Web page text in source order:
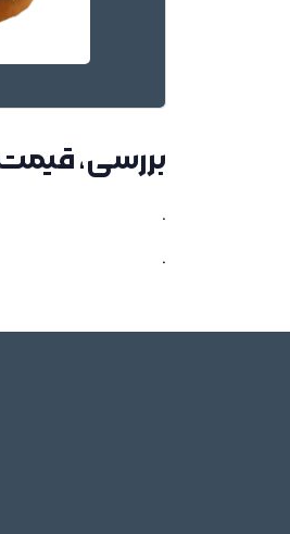
بررسی،
.
.